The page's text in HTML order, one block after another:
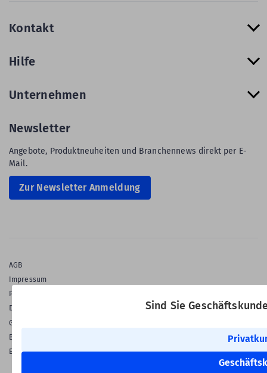
Sind Sie
Kontakt
Hilfe
Unternehmen
Newsletter
Angebote, Produktneuheiten und Branchennews direkt per E-
Mail.
Zur Newsletter Anmeldung
AGB
Impressum
Privatsphäre & Datenschutz
Datenschutz-Einstellungen
Gewährleistung
Barrierefreiheitserklärung
English Language